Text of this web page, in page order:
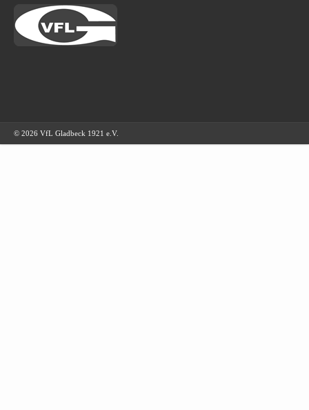
© 2026 VfL Gladbeck 1921 e.V.